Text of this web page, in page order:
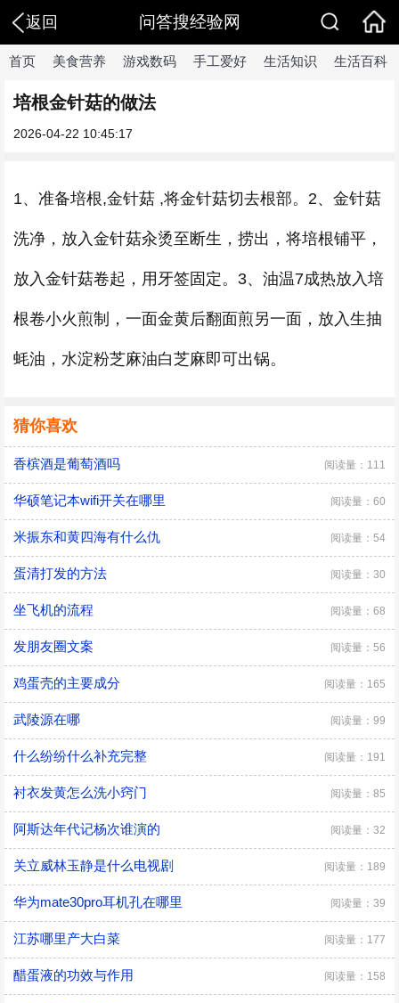
返回 问答搜经验网
首页 美食营养 游戏数码 手工爱好 生活知识 生活百科
培根金针菇的做法
2026-04-22 10:45:17
1、准备培根,金针菇 ,将金针菇切去根部。2、金针菇
洗净，放入金针菇汆烫至断生，捞出，将培根铺平，
放入金针菇卷起，用牙签固定。3、油温7成热放入培
根卷小火煎制，一面金黄后翻面煎另一面，放入生抽
蚝油，水淀粉芝麻油白芝麻即可出锅。
猜你喜欢
香槟酒是葡萄酒吗 阅读量：111
华硕笔记本wifi开关在哪里 阅读量：60
米振东和黄四海有什么仇 阅读量：54
蛋清打发的方法 阅读量：30
坐飞机的流程 阅读量：68
发朋友圈文案 阅读量：56
鸡蛋壳的主要成分 阅读量：165
武陵源在哪 阅读量：99
什么纷纷什么补充完整 阅读量：191
衬衣发黄怎么洗小窍门 阅读量：85
阿斯达年代记杨次谁演的 阅读量：32
关立威林玉静是什么电视剧 阅读量：189
华为mate30pro耳机孔在哪里 阅读量：39
江苏哪里产大白菜 阅读量：177
醋蛋液的功效与作用 阅读量：158